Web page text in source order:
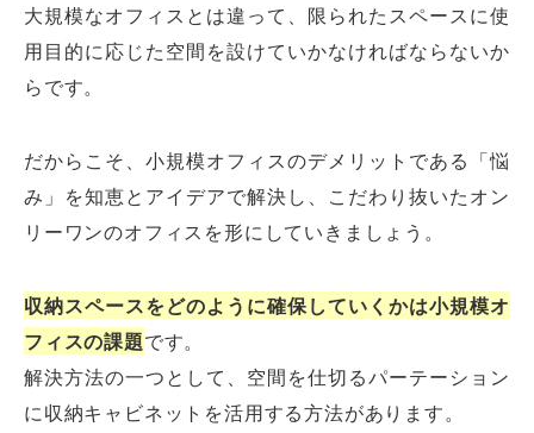
大規模なオフィスとは違って、限られたスペースに使
用目的に応じた空間を設けていかなければならないか
らです。
だからこそ、小規模オフィスのデメリットである「悩
み」を知恵とアイデアで解決し、こだわり抜いたオン
リーワンのオフィスを形にしていきましょう。
収納スペースをどのように確保していくかは小規模オ
フィスの課題です。
解決方法の一つとして、空間を仕切るパーテーション
に収納キャビネットを活用する方法があります。